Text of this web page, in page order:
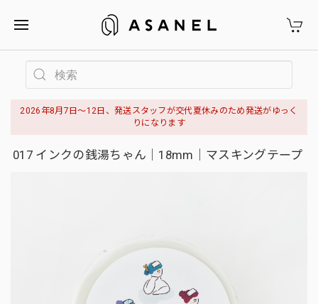
2026年8月7日〜12日、発送スタッフが交代夏休みのため発送がゆっく
りになります
017 インクの銭湯ちゃん｜18mm｜マスキングテープ